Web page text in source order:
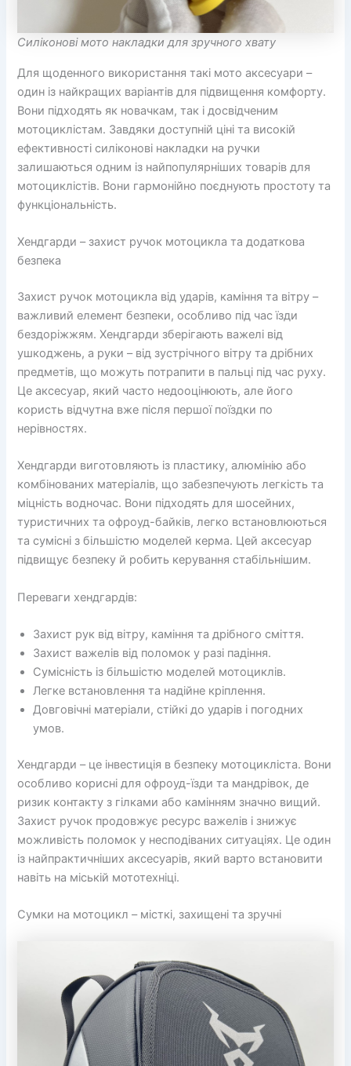
Силіконові мото накладки для зручного хвату
Для щоденного використання такі мото аксесуари –
один із найкращих варіантів для підвищення комфорту.
Вони підходять як новачкам, так і досвідченим
мотоциклістам. Завдяки доступній ціні та високій
ефективності силіконові накладки на ручки
залишаються одним із найпопулярніших товарів для
мотоциклістів. Вони гармонійно поєднують простоту та
функціональність.
Хендгарди – захист ручок мотоцикла та додаткова
безпека
Захист ручок мотоцикла від ударів, каміння та вітру –
важливий елемент безпеки, особливо під час їзди
бездоріжжям. Хендгарди зберігають важелі від
ушкоджень, а руки – від зустрічного вітру та дрібних
предметів, що можуть потрапити в пальці під час руху.
Це аксесуар, який часто недооцінюють, але його
користь відчутна вже після першої поїздки по
нерівностях.
Хендгарди виготовляють із пластику, алюмінію або
комбінованих матеріалів, що забезпечують легкість та
міцність водночас. Вони підходять для шосейних,
туристичних та офроуд-байків, легко встановлюються
та сумісні з більшістю моделей керма. Цей аксесуар
підвищує безпеку й робить керування стабільнішим.
Переваги хендгардів:
Захист рук від вітру, каміння та дрібного сміття.
Захист важелів від поломок у разі падіння.
Сумісність із більшістю моделей мотоциклів.
Легке встановлення та надійне кріплення.
Довговічні матеріали, стійкі до ударів і погодних
умов.
Хендгарди – це інвестиція в безпеку мотоцикліста. Вони
особливо корисні для офроуд-їзди та мандрівок, де
ризик контакту з гілками або камінням значно вищий.
Захист ручок продовжує ресурс важелів і знижує
можливість поломок у несподіваних ситуаціях. Це один
із найпрактичніших аксесуарів, який варто встановити
навіть на міській мототехніці.
Сумки на мотоцикл – місткі, захищені та зручні